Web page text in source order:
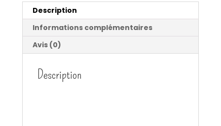
Description
Informations complémentaires
Avis (0)
Description